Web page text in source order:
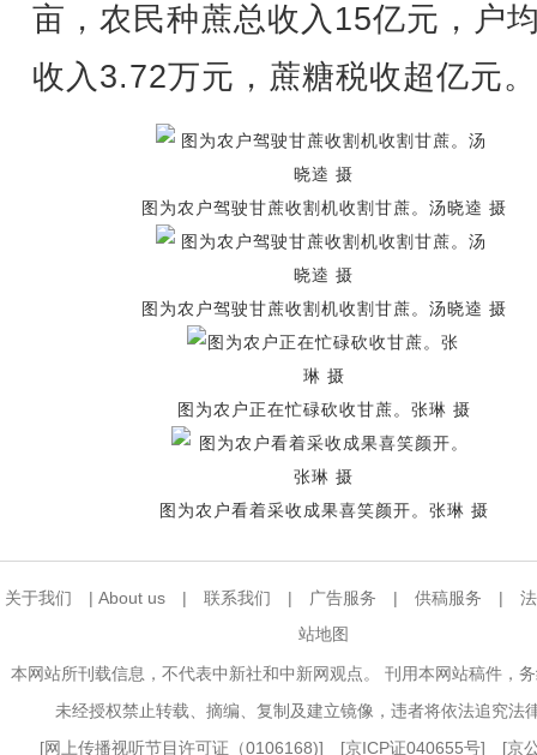
亩，农民种蔗总收入15亿元，户
收入3.72万元，蔗糖税收超亿元。
图为农户驾驶甘蔗收割机收割甘蔗。汤晓逵 摄
图为农户驾驶甘蔗收割机收割甘蔗。汤晓逵 摄
图为农户正在忙碌砍收甘蔗。张琳 摄
图为农户看着采收成果喜笑颜开。张琳 摄
关于我们 | About us | 联系我们 | 广告服务 | 供稿服务 |
站地图
本网站所刊载信息，不代表中新社和中新网观点。 刊用本网站稿件，
未经授权禁止转载、摘编、复制及建立镜像，违者将依法追究法
[网上传播视听节目许可证（0106168)] [京ICP证040655号] [京